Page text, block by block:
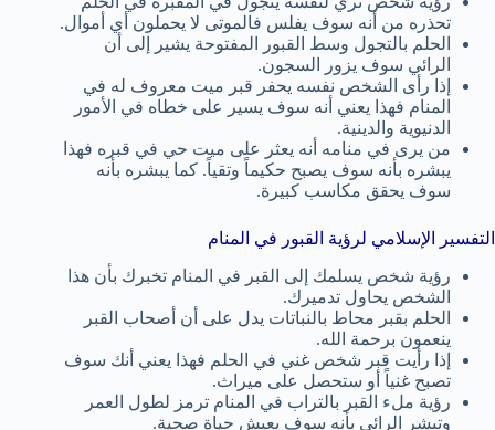
تحذره من أنه سوف يفلس فالموتى لا يحملون أي أموال.
الحلم بالتجول وسط القبور المفتوحة يشير إلى أن
الرائي سوف يزور السجون.
إذا رأى الشخص نفسه يحفر قبر ميت معروف له في
المنام فهذا يعني أنه سوف يسير على خطاه في الأمور
الدنيوية والدينية.
من يرى في منامه أنه يعثر على ميت حي في قبره فهذا
يبشره بأنه سوف يصبح حكيماً وتقياً. كما يبشره بأنه
سوف يحقق مكاسب كبيرة.
التفسير الإسلامي لرؤية القبور في المنام
رؤية شخص يسلمك إلى القبر في المنام تخبرك بأن هذا
الشخص يحاول تدميرك.
الحلم بقبر محاط بالنباتات يدل على أن أصحاب القبر
ينعمون برحمة الله.
إذا رأيت قبر شخص غني في الحلم فهذا يعني أنك سوف
تصبح غنياً أو ستحصل على ميراث.
رؤية ملء القبر بالتراب في المنام ترمز لطول العمر
وتبشر الرائي بأنه سوف يعيش حياة صحية.